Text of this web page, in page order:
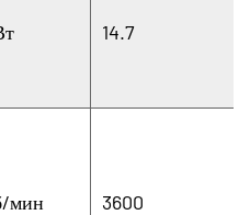
14.7
мин 3600